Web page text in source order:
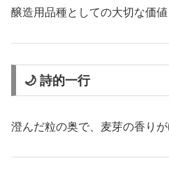
醸造用品種としての大切な価値
🌙 詩的一行
澄んだ粒の奥で、麦芽の香り